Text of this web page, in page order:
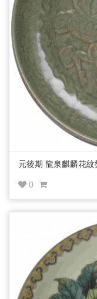
元後期 龍泉麒麟花紋
0